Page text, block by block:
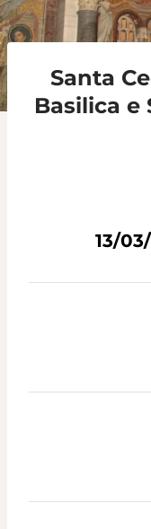
Santa
Basilica e
13/